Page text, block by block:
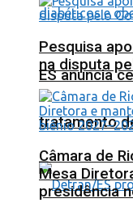
ES anuncia
tratamento
Pesquisa
na disputa
Câmara de
Mesa
presidência